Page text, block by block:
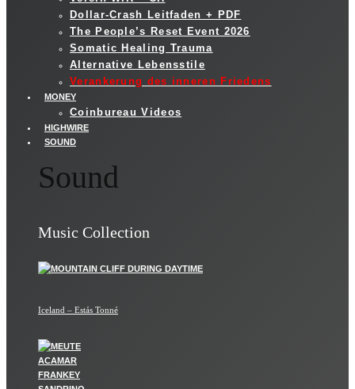
Dollar-Crash Leitfaden + PDF
The People’s Reset Event 2026
Somatic Healing Trauma
Alternative Lebensstile
Verankerung des inneren Friedens
MONEY
Coinbureau Videos
HIGHWIRE
SOUND
Sound
Music Collection
Iceland – Estás Tonné